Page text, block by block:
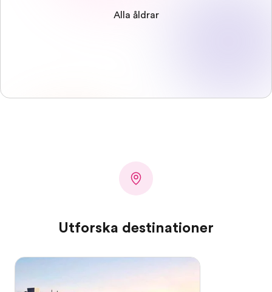
Alla åldrar
Utforska destinationer